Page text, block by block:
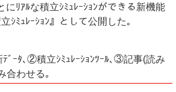
にﾘｱﾙな積立ｼﾐｭﾚｰｼｮﾝができる新機能
ｼﾐｭﾚｰｼｮﾝ』として公開した｡
ﾞｰﾀ､②積立ｼﾐｭﾚｰｼｮﾝﾂｰﾙ､③記事(読み
合わせる｡